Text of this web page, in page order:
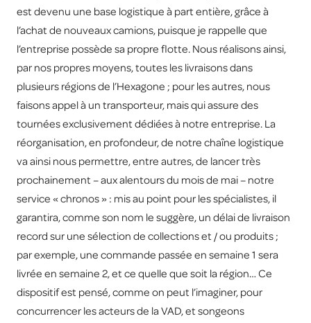
est devenu une base logistique à part entière, grâce à
l’achat de nouveaux camions, puisque je rappelle que
l’entreprise possède sa propre flotte. Nous réalisons ainsi,
par nos propres moyens, toutes les livraisons dans
plusieurs régions de l’Hexagone ; pour les autres, nous
faisons appel à un transporteur, mais qui assure des
tournées exclusivement dédiées à notre entreprise. La
réorganisation, en profondeur, de notre chaîne logistique
va ainsi nous permettre, entre autres, de lancer très
prochainement – aux alentours du mois de mai – notre
service « chronos » : mis au point pour les spécialistes, il
garantira, comme son nom le suggère, un délai de livraison
record sur une sélection de collections et / ou produits ;
par exemple, une commande passée en semaine 1 sera
livrée en semaine 2, et ce quelle que soit la région… Ce
dispositif est pensé, comme on peut l’imaginer, pour
concurrencer les acteurs de la VAD, et songeons